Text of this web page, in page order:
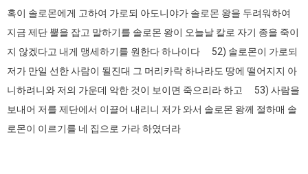
혹이 솔로몬에게 고하여 가로되 아도니야가 솔로몬 왕을 두려워하여
지금 제단 뿔을 잡고 말하기를 솔로몬 왕이 오늘날 칼로 자기 종을 죽이
지 않겠다고 내게 맹세하기를 원한다 하나이다 52) 솔로몬이 가로되
저가 만일 선한 사람이 될진대 그 머리카락 하나라도 땅에 떨어지지 아
니하려니와 저의 가운데 악한 것이 보이면 죽으리라 하고 53) 사람을
보내어 저를 제단에서 이끌어 내리니 저가 와서 솔로몬 왕께 절하매 솔
로몬이 이르기를 네 집으로 가라 하였더라